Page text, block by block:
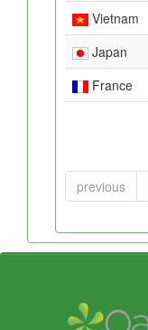
Vietnam
Japan
France
previous